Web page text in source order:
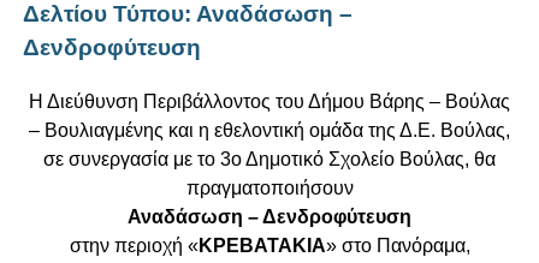
Δελτίου Τύπου: Αναδάσωση –
Δενδροφύτευση
Η Διεύθυνση Περιβάλλοντος του Δήμου Βάρης – Βούλας
– Βουλιαγμένης και η εθελοντική ομάδα της Δ.Ε. Βούλας,
σε συνεργασία με το 3ο Δημοτικό Σχολείο Βούλας, θα
πραγματοποιήσουν
Αναδάσωση – Δενδροφύτευση
στην περιοχή «ΚΡΕΒΑΤΑΚΙΑ» στο Πανόραμα,